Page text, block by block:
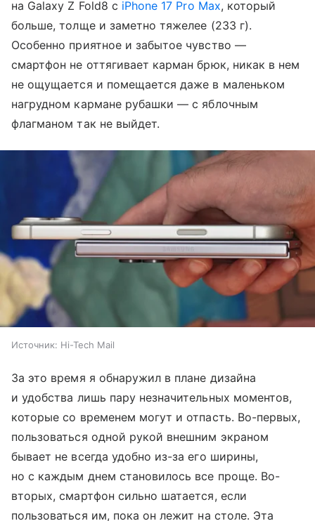
на Galaxy Z Fold8 с iPhone 17 Pro Max, который
больше, толще и заметно тяжелее (233 г).
Особенно приятное и забытое чувство —
смартфон не оттягивает карман брюк, никак в нем
не ощущается и помещается даже в маленьком
нагрудном кармане рубашки — с яблочным
флагманом так не выйдет.
Источник: Hi-Tech Mail
За это время я обнаружил в плане дизайна
и удобства лишь пару незначительных моментов,
которые со временем могут и отпасть. Во-первых,
пользоваться одной рукой внешним экраном
бывает не всегда удобно из-за его ширины,
но с каждым днем становилось все проще. Во-
вторых, смартфон сильно шатается, если
пользоваться им, пока он лежит на столе. Эта